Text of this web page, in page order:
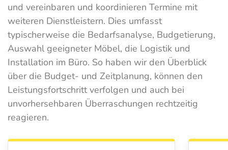
und vereinbaren und koordinieren Termine mit
weiteren Dienstleistern. Dies umfasst
typischerweise die Bedarfsanalyse, Budgetierung,
Auswahl geeigneter Möbel, die Logistik und
Installation im Büro. So haben wir den Überblick
über die Budget- und Zeitplanung, können den
Leistungsfortschritt verfolgen und auch bei
unvorhersehbaren Überraschungen rechtzeitig
reagieren.